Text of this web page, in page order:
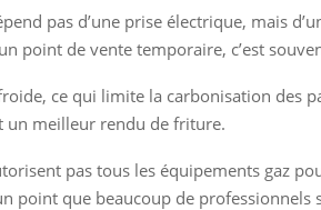
pas d’une prise électrique, mais
point de vente temporaire, c’est
ce qui limite la carbonisation des
un meilleur rendu de friture.
pas tous les équipements gaz
point que beaucoup de